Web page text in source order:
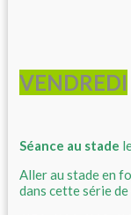
VENDREDI
Séance au stade
Aller au stade en
dans cette série